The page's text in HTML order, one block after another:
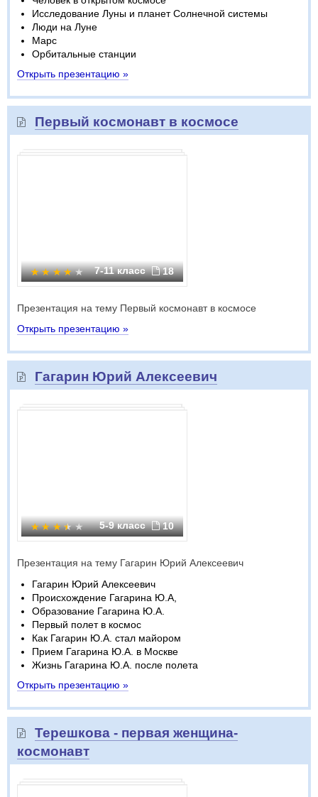
Исследование Луны и планет Солнечной системы
Люди на Луне
Марс
Орбитальные станции
Открыть презентацию »
Первый космонавт в космосе
7-11 класс 18
Презентация на тему Первый космонавт в космосе
Открыть презентацию »
Гагарин Юрий Алексеевич
5-9 класс 10
Презентация на тему Гагарин Юрий Алексеевич
Гагарин Юрий Алексеевич
Происхождение Гагарина Ю.А,
Образование Гагарина Ю.А.
Первый полет в космос
Как Гагарин Ю.А. стал майором
Прием Гагарина Ю.А. в Москве
Жизнь Гагарина Ю.А. после полета
Открыть презентацию »
Терешкова - первая женщина-
космонавт